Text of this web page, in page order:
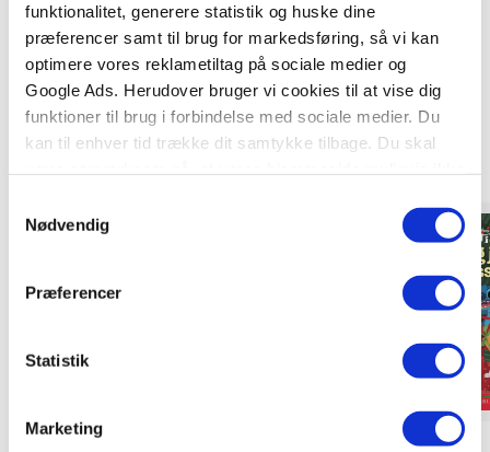
funktionalitet, generere statistik og huske dine
præferencer samt til brug for markedsføring, så vi kan
optimere vores reklametiltag på sociale medier og
Google Ads. Herudover bruger vi cookies til at vise dig
funktioner til brug i forbindelse med sociale medier. Du
kan til enhver tid trække dit samtykke tilbage. Du skal
tilbagetrækker et samtykke.
Nødvendig
Præferencer
Statistik
Marketing
Titler i serien
Softcover
Forudbestilling
Hardcover
Kommer snart